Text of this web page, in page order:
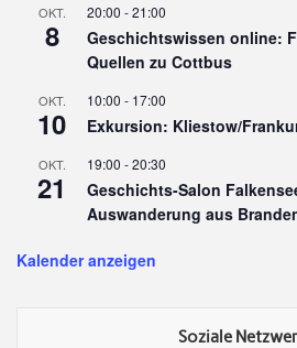
OKT.
8
20:00 -21:00
Geschichtswissen online:
Quellen zu Cottbus
OKT.
10
10:00 - 17:00
Exkursion: Kliestow/
OKT.
21
19:00 -20:30
Geschichts-Salon
Auswanderung aus
Kalender anzeigen
Soziale